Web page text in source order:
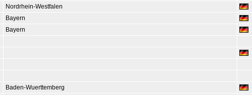
Nordrhein-Westfalen
Bayern
Bayern
Baden-Wuerttemberg